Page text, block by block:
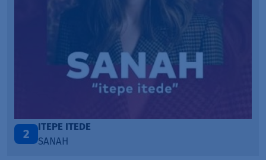
3
ONE CALL AWAY
LOUD LUXURY